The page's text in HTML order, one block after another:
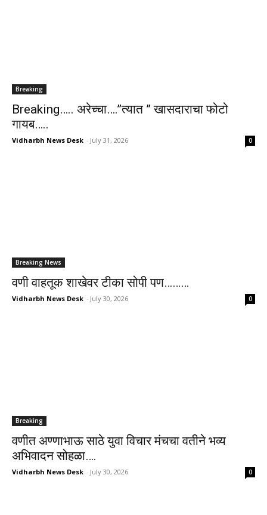
Breaking
Breaking….. अरेच्चा….”त्यात ” खासदाराचा फोटो
गायब…..
Vidharbh News Desk - July 31, 2026 0
Breaking News
वणी वाहतूक शाखेवर टीका सोपी पण………
Vidharbh News Desk - July 30, 2026 0
Breaking
वणीत अण्णाभाऊ साठे युवा विचार मंचचा वतीने भव्य
अभिवादन सोहळा….
Vidharbh News Desk - July 30, 2026 0